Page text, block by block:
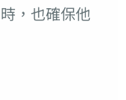
，也確保他